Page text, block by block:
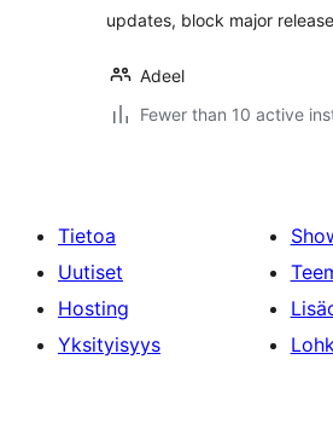
updates, block major
Adeel
Fewer than 10 active
Tietoa
Uutiset
Hosting
Yksityisyys